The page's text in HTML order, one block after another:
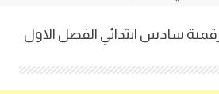
سادس ابتدائي الفصل الاول